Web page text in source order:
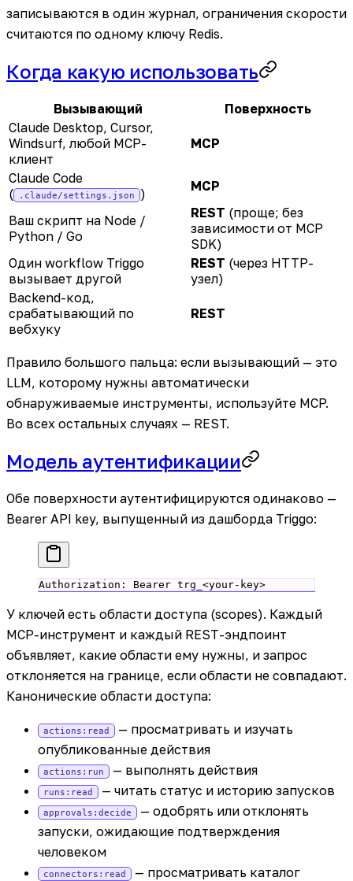
записываются в один журнал, ограничения скорости
считаются по одному ключу Redis.
Когда какую использовать
Вызывающий
Поверхность
Claude Desktop, Cursor,
Windsurf, любой MCP-
клиент
MCP
Claude Code
(
.claude/settings.json ) MCP
Ваш скрипт на Node /
Python / Go
REST (проще; без
зависимости от MCP
SDK)
Один workflow Triggo
вызывает другой
REST (через HTTP-
узел)
Backend-код,
срабатывающий по
вебхуку
REST
Правило большого пальца: если вызывающий — это
LLM, которому нужны автоматически
обнаруживаемые инструменты, используйте MCP.
Во всех остальных случаях — REST.
Модель аутентификации
Обе поверхности аутентифицируются одинаково —
Bearer API key, выпущенный из дашборда Triggo:
Authorization : Bearer trg_<your-key>
У ключей есть области доступа (scopes). Каждый
MCP-инструмент и каждый REST-эндпоинт
объявляет, какие области ему нужны, и запрос
отклоняется на границе, если области не совпадают.
Канонические области доступа:
actions:read
— просматривать и изучать
опубликованные действия
actions:run — выполнять действия
runs:read — читать статус и историю запусков
approvals:decide
— одобрять или отклонять
запуски, ожидающие подтверждения
человеком
connectors:read
— просматривать каталог